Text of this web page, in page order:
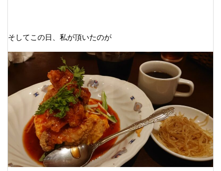
そしてこの日、私が頂いたのが